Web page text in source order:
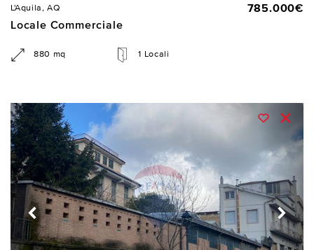
L'Aquila, AQ
785.000€
Locale Commerciale
880 mq 1 Locali